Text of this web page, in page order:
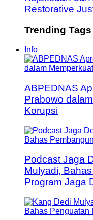
Restorative
Trending Tags
Info
ABPEDNAS
Prabowo
Korupsi
Podcast Jaga
Mulyadi,
Program Jaga